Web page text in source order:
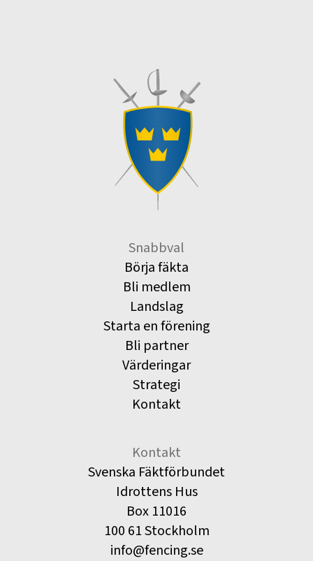
Snabbval
Börja fäkta
Bli medlem
Landslag
Starta en förening
Bli partner
Värderingar
Strategi
Kontakt
Kontakt
Svenska Fäktförbundet
Idrottens Hus
Box 11016
100 61 Stockholm
info@fencing.se